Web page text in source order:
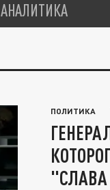
АНАЛИТИКА
ПОЛИТИКА
"СЛАВА